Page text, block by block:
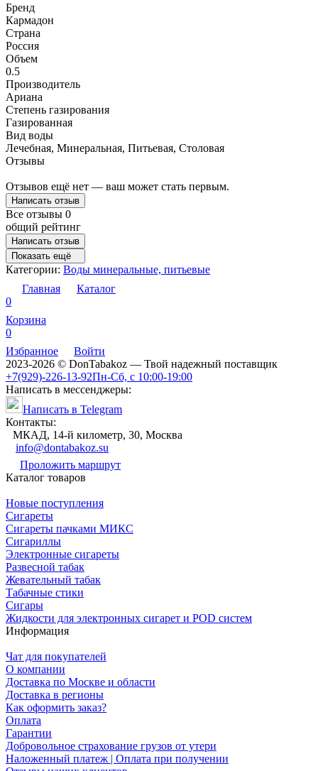
Бренд
Кармадон
Страна
Россия
Объем
0.5
Производитель
Ариана
Степень газирования
Газированная
Вид воды
Лечебная, Минеральная, Питьевая, Столовая
Отзывы
Отзывов ещё нет — ваш может стать первым.
Написать отзыв
Все отзывы 0
общий рейтинг
Написать отзыв
Показать ещё
Категории: Воды минеральные, питьевые
Главная
Каталог
0
Корзина
0
Избранное
Войти
2023-2026 © DonTabakoz — Твой надежный поставщик
+7(929)-226-13-92Пн-Сб, с 10:00-19:00
Написать в мессенджеры:
Написать в Telegram
Контакты:
МКАД, 14-й километр, 30, Москва
info@dontabakoz.su
Проложить маршрут
Каталог товаров
Новые поступления
Сигареты
Сигареты пачками МИКС
Сигариллы
Электронные сигареты
Развесной табак
Жевательный табак
Табачные стики
Сигары
Жидкости для электронных сигарет и POD систем
Информация
Чат для покупателей
О компании
Доставка по Москве и области
Доставка в регионы
Как оформить заказ?
Оплата
Гарантии
Добровольное страхование грузов от утери
Наложенный платеж | Оплата при получении